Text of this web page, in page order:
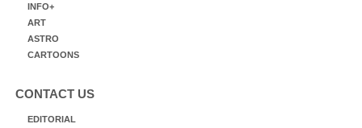
INFO+
ART
ASTRO
CARTOONS
CONTACT US
EDITORIAL